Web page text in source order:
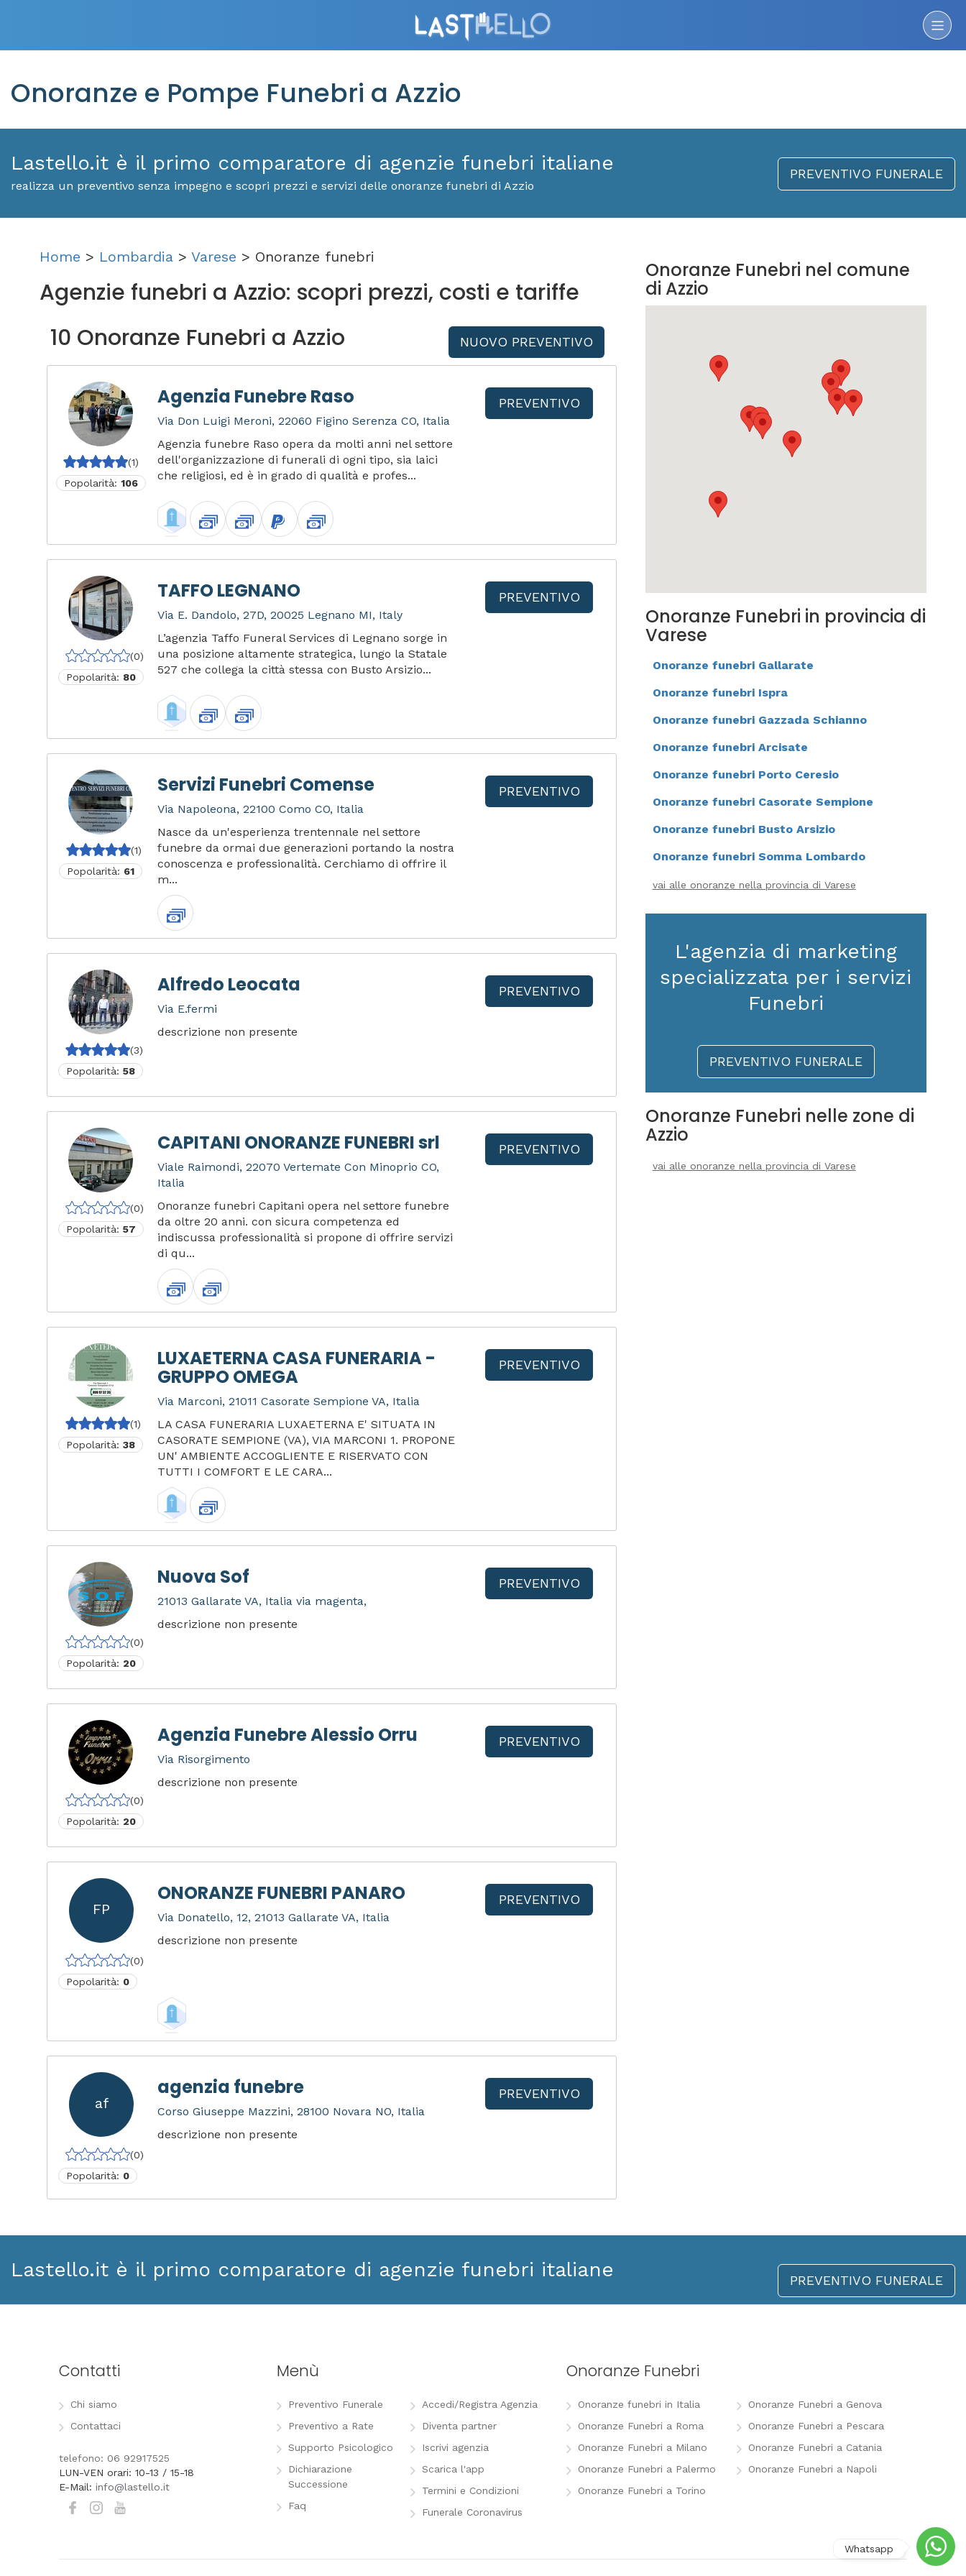
Onoranze e Pompe Funebri a Azzio
Lastello.it è il primo comparatore di agenzie funebri italiane
realizza un preventivo senza impegno e scopri prezzi e servizi delle onoranze funebri di Azzio
PREVENTIVO FUNERALE
Home > Lombardia > Varese > Onoranze funebri
Agenzie funebri a Azzio: scopri prezzi, costi e tariffe
10 Onoranze Funebri a Azzio
NUOVO PREVENTIVO
(1)
Popolarità: 106
Agenzia Funebre Raso
Via Don Luigi Meroni, 22060 Figino Serenza CO, Italia
Agenzia funebre Raso opera da molti anni nel settore
dell'organizzazione di funerali di ogni tipo, sia laici
che religiosi, ed è in grado di qualità e profes...
PREVENTIVO
(0)
Popolarità: 80
TAFFO LEGNANO
Via E. Dandolo, 27D, 20025 Legnano MI, Italy
L’agenzia Taffo Funeral Services di Legnano sorge in
una posizione altamente strategica, lungo la Statale
527 che collega la città stessa con Busto Arsizio...
PREVENTIVO
(1)
Popolarità: 61
Servizi Funebri Comense
Via Napoleona, 22100 Como CO, Italia
Nasce da un'esperienza trentennale nel settore
funebre da ormai due generazioni portando la nostra
conoscenza e professionalità. Cerchiamo di offrire il
m...
PREVENTIVO
(3)
Popolarità:58
Alfredo Leocata
Via E.fermi
descrizione non presente
PREVENTIVO
(0)
Popolarità: 57
CAPITANI ONORANZE FUNEBRI srl
Viale Raimondi, 22070 Vertemate Con Minoprio CO,
Italia
Onoranze funebri Capitani opera nel settore funebre
da oltre 20 anni. con sicura competenza ed
indiscussa professionalità si propone di offrire servizi
di qu...
PREVENTIVO
(1)
Popolarità:38
LUXAETERNA CASA FUNERARIA -
GRUPPO OMEGA
Via Marconi, 21011 Casorate Sempione VA, Italia
LA CASA FUNERARIA LUXAETERNA E' SITUATA IN
CASORATE SEMPIONE (VA), VIA MARCONI 1. PROPONE
UN' AMBIENTE ACCOGLIENTE E RISERVATO CON
TUTTI I COMFORT E LE CARA...
PREVENTIVO
(0)
Popolarità: 20
Nuova Sof
21013 Gallarate VA, Italia via magenta,
descrizione non presente
PREVENTIVO
(0)
Popolarità: 20
Agenzia Funebre Alessio Orru
Via Risorgimento
descrizione non presente
PREVENTIVO
FP
(0)
Popolarità: 0
ONORANZE FUNEBRI PANARO
Via Donatello, 12, 21013 Gallarate VA, Italia
descrizione non presente
PREVENTIVO
af
(0)
Popolarità: 0
agenzia funebre
Corso Giuseppe Mazzini, 28100 Novara NO, Italia
descrizione non presente
PREVENTIVO
Onoranze Funebri nel comune
di Azzio
Onoranze Funebri in provincia di
Varese
Onoranze funebri Gallarate
Onoranze funebri Ispra
Onoranze funebri Gazzada Schianno
Onoranze funebri Arcisate
Onoranze funebri Porto Ceresio
Onoranze funebri Casorate Sempione
Onoranze funebri Busto Arsizio
Onoranze funebri Somma Lombardo
vai alle onoranze nella provincia di Varese
L'agenzia di marketing
specializzata per i servizi
Funebri
PREVENTIVO FUNERALE
Onoranze Funebri nelle zone di
Azzio
vai alle onoranze nella provincia di Varese
Lastello.it è il primo comparatore di agenzie funebri italiane PREVENTIVO FUNERALE
Contatti
Chi siamo
Contattaci
telefono: 06 92917525
LUN-VEN orari: 10-13 / 15-18
E-Mail: info@lastello.it
Menù
Preventivo Funerale
Preventivo a Rate
Supporto Psicologico
Dichiarazione
Successione
Faq
Accedi/Registra Agenzia
Diventa partner
Iscrivi agenzia
Scarica l'app
Termini e Condizioni
Funerale Coronavirus
Onoranze Funebri
Onoranze funebri in Italia
Onoranze Funebri a Roma
Onoranze Funebri a Milano
Onoranze Funebri a Palermo
Onoranze Funebri a Torino
Onoranze Funebri a Genova
Onoranze Funebri a Pescara
Onoranze Funebri a Catania
Onoranze Funebri a Napoli